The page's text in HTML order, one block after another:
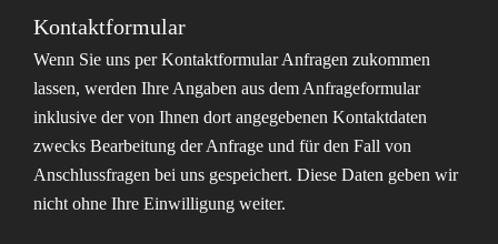
Kontaktformular
Wenn Sie uns per Kontaktformular Anfragen zukommen
lassen, werden Ihre Angaben aus dem Anfrageformular
inklusive der von Ihnen dort angegebenen Kontaktdaten
zwecks Bearbeitung der Anfrage und für den Fall von
Anschlussfragen bei uns gespeichert. Diese Daten geben wir
nicht ohne Ihre Einwilligung weiter.